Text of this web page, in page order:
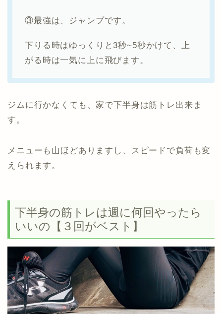
③最強は、ジャンプです。
下りる時はゆっくりと3秒~5秒かけて、上
がる時は一気に上に飛びます。
ジムに行かなくても、家で下半身は筋トレ出来ま
す。
メニューも山ほどありますし、スピードで負荷も変
えられます。
下半身の筋トレは週に何回やったら
いいの【３回がベスト】